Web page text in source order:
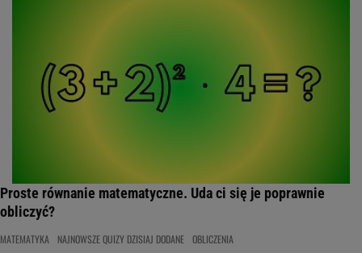
Proste równanie matematyczne. Uda ci się je poprawnie
obliczyć?
MATEMATYKA NAJNOWSZE QUIZY DZISIAJ DODANE OBLICZENIA